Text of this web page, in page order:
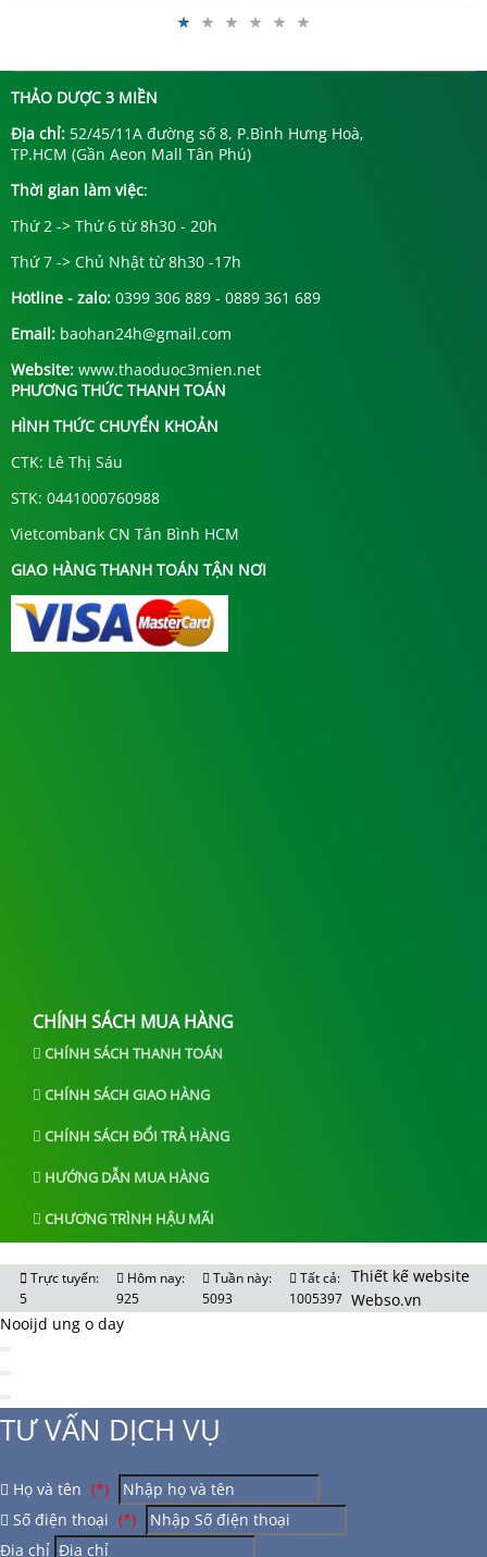
THẢO DƯỢC 3 MIỀN
Địa chỉ: 52/45/11A đường số 8, P.Bình Hưng Hoà,
TP.HCM (Gần Aeon Mall Tân Phú)
Thời gian làm việc:
Thứ 2 -> Thứ 6 từ 8h30 - 20h
Thứ 7 -> Chủ Nhật từ 8h30 -17h
Hotline - zalo: 0399 306 889 - 0889 361 689
Email: baohan24h@gmail.com
Website: www.thaoduoc3mien.net
PHƯƠNG THỨC THANH TOÁN
HÌNH THỨC CHUYỂN KHOẢN
CTK: Lê Thị Sáu
STK: 0441000760988
Vietcombank CN Tân Bình HCM
GIAO HÀNG THANH TOÁN TẬN NƠI
CHÍNH SÁCH MUA HÀNG
CHÍNH SÁCH THANH TOÁN
CHÍNH SÁCH GIAO HÀNG
CHÍNH SÁCH ĐỔI TRẢ HÀNG
HƯỚNG DẪN MUA HÀNG
CHƯƠNG TRÌNH HẬU MÃI
Trực tuyến:
5
Hôm nay:
925
Tuần này:
5093
Tất cả:
1005397
Thiết kế website
Webso.vn
Nooijd ung o day
TƯ VẤN DỊCH VỤ
Họ và tên (*)
Số điện thoại (*)
Địa chỉ